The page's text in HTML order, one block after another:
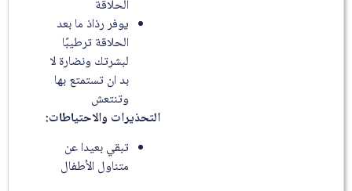
الحلاقة
يوفر رذاذ ما بعد
الحلاقة ترطيبًا
لبشرتك ونضارة لا
بد ان تستمتع بها
وتنتعش
التحذيرات والاحتياطات:
تبقي بعيدا عن
متناول الأطفال